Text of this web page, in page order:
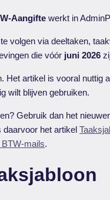
Aangifte werkt in
volgen via deeltaken,
die vóór juni 2026
Het artikel is vooral nuttig
wilt blijven gebruiken.
Gebruik dan het
daarvoor het artikel
mails.